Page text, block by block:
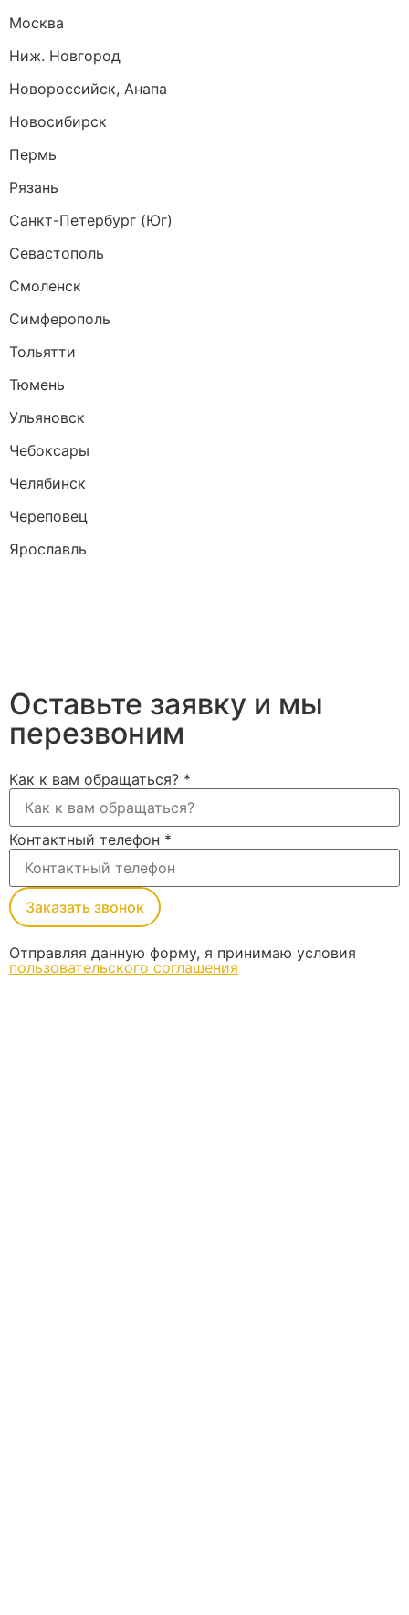
Москва
Ниж. Новгород
Новороссийск, Анапа
Новосибирск
Пермь
Рязань
Санкт-Петербург (Юг)
Севастополь
Смоленск
Симферополь
Тольятти
Тюмень
Ульяновск
Чебоксары
Челябинск
Череповец
Ярославль
Оставьте заявку и мы
перезвоним
Как к вам обращаться? *
Контактный телефон *
Заказать звонок
Отправляя данную форму, я принимаю условия
пользовательского соглашения